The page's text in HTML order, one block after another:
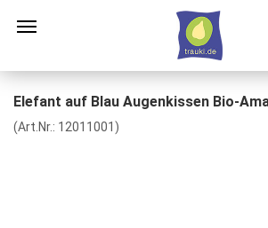
Elefant auf Blau Augenkissen Bio-
(Art.Nr.: 12011001 )